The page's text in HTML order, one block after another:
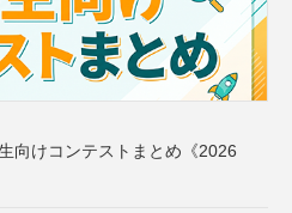
向けコンテストまとめ《2026